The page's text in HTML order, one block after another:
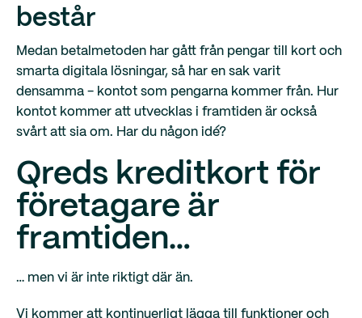
består
Medan betalmetoden har gått från pengar till kort och
smarta digitala lösningar, så har en sak varit
densamma - kontot som pengarna kommer från. Hur
kontot kommer att utvecklas i framtiden är också
svårt att sia om. Har du någon idé?
Qreds kreditkort för
företagare är
framtiden…
… men vi är inte riktigt där än.
Vi kommer att kontinuerligt lägga till funktioner och